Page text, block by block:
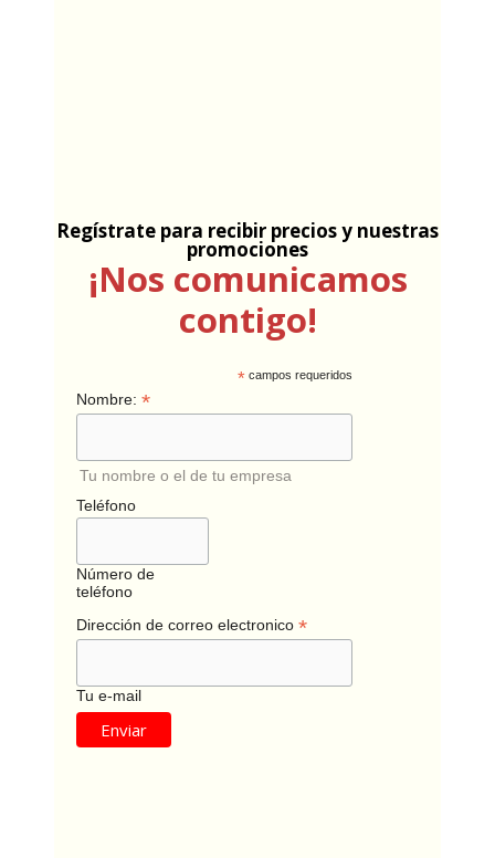
Regístrate para recibir precios y nuestras
promociones
¡Nos comunicamos
contigo!
* campos requeridos
Nombre:*
Tu nombre o el de tu empresa
Teléfono
Número de
teléfono
Dirección de correo electronico*
Tu e-mail